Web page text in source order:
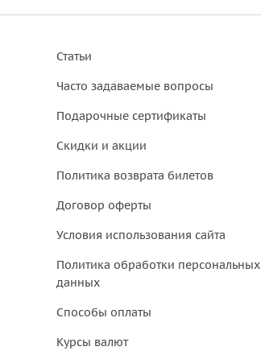
Статьи
Часто задаваемые вопросы
Подарочные сертификаты
Скидки и акции
Политика возврата билетов
Договор оферты
Условия использования сайта
Политика обработки персональных
данных
Способы оплаты
Курсы валют